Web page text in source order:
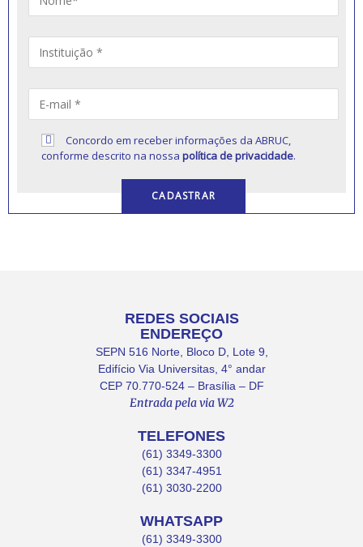
Concordo em receber informações da ABRUC,
conforme descrito na nossapolítica de privacidade.
REDES SOCIAIS
ENDEREÇO
SEPN 516 Norte, Bloco D, Lote 9,
Edifício Via Universitas, 4° andar
CEP 70.770-524 – Brasília – DF
Entrada pela via W2
TELEFONES
(61) 3349-3300
(61) 3347-4951
(61) 3030-2200
WHATSAPP
(61) 3349-3300